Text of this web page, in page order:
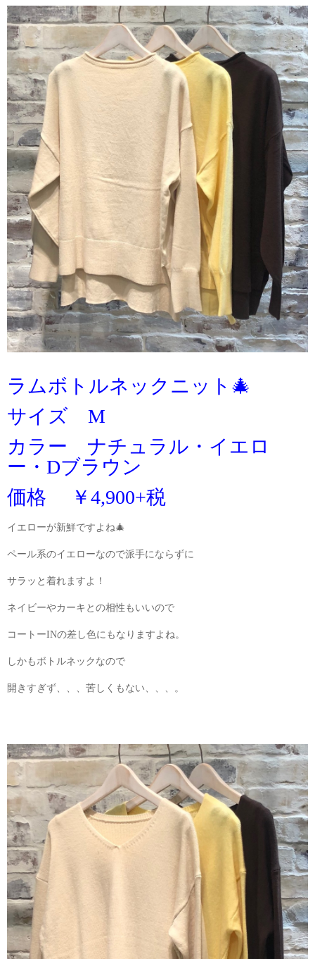
ラムボトルネックニット🎄
サイズ M
カラー ナチュラル・イエロ
ー・Dブラウン
価格 ￥4,900+税
イエローが新鮮ですよね🎄
ペール系のイエローなので派手にならずに
サラッと着れますよ！
ネイビーやカーキとの相性もいいので
コートーINの差し色にもなりますよね。
しかもボトルネックなので
開きすぎず、、、苦しくもない、、、。